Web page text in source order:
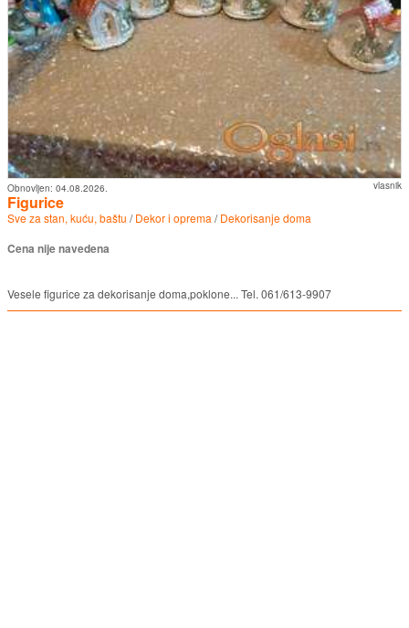
vlasnik
Obnovljen: 04.08.2026.
Figurice
Sve za stan, kuću, baštu /Dekor i oprema /Dekorisanje doma
Cena nije navedena
Vesele figurice za dekorisanje doma,poklone... Tel. 061/613-9907